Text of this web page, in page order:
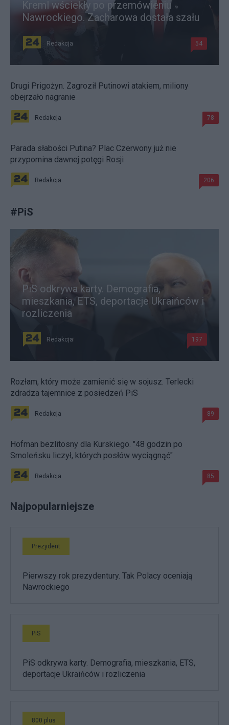
Kreml wściekły po przemówieniu
Nawrockiego. Zacharowa dostała szału
Redakcja 54
Drugi Prigożyn. Zagroził Putinowi atakiem, miliony
obejrzało nagranie
Redakcja 78
Parada słabości Putina? Plac Czerwony już nie
przypomina dawnej potęgi Rosji
Redakcja 206
#PiS
PiS odkrywa karty. Demografia,
mieszkania, ETS, deportacje Ukraińców i
rozliczenia
Redakcja 197
Rozłam, który może zamienić się w sojusz. Terlecki
zdradza tajemnice z posiedzeń PiS
Redakcja 89
Hofman bezlitosny dla Kurskiego. "48 godzin po
Smoleńsku liczył, których posłów wyciągnąć"
Redakcja 85
Najpopularniejsze
Prezydent
Pierwszy rok prezydentury. Tak Polacy oceniają
Nawrockiego
PiS
PiS odkrywa karty. Demografia, mieszkania, ETS,
deportacje Ukraińców i rozliczenia
800 plus